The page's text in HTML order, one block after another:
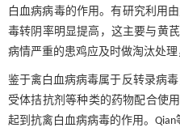
白血病病毒的作用。有研究利用
毒转阴率明显提高，这主要与黄
病情严重的患鸡应及时做淘汰处理
鉴于禽白血病病毒属于反转录病
受体拮抗剂等种类的药物配合使
起到抗禽白血病病毒的作用。Qian